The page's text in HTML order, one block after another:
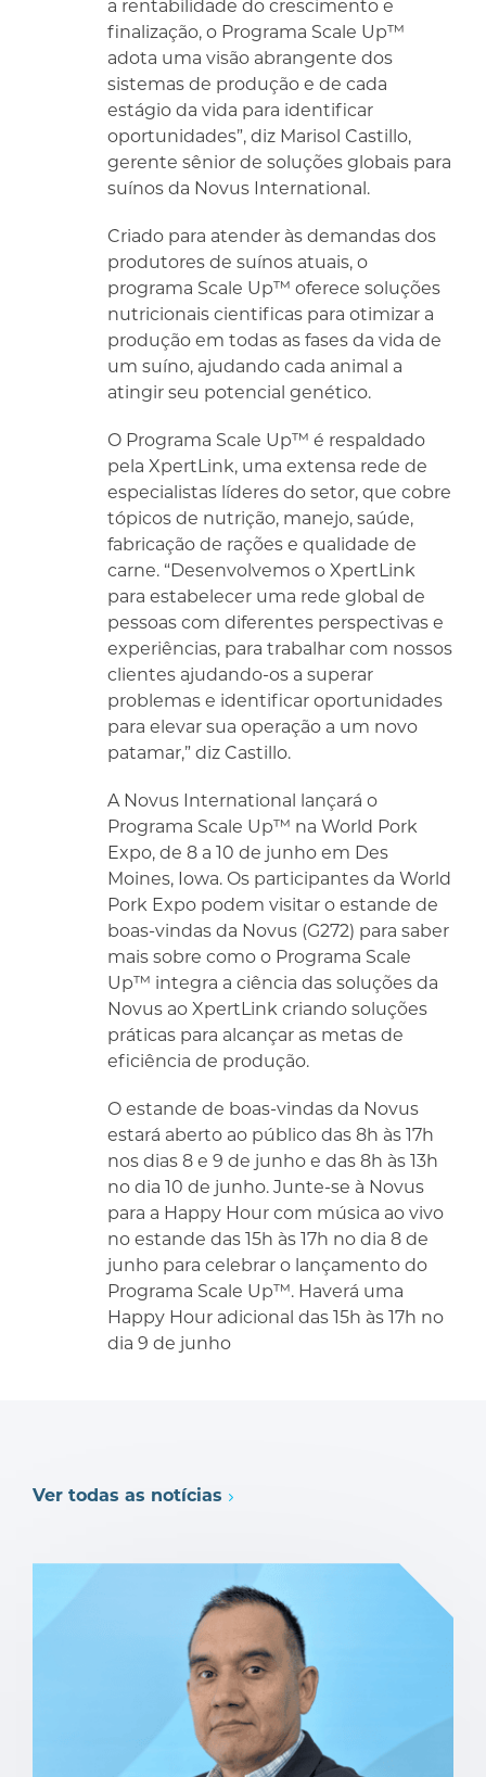
a rentabilidade do crescimento e
finalização, o Programa Scale Up™
adota uma visão abrangente dos
sistemas de produção e de cada
estágio da vida para identificar
oportunidades”, diz Marisol Castillo,
gerente sênior de soluções globais para
suínos da Novus International.
Criado para atender às demandas dos
produtores de suínos atuais, o
programa Scale Up™ oferece soluções
nutricionais cientificas para otimizar a
produção em todas as fases da vida de
um suíno, ajudando cada animal a
atingir seu potencial genético.
O Programa Scale Up™ é respaldado
pela XpertLink, uma extensa rede de
especialistas líderes do setor, que cobre
tópicos de nutrição, manejo, saúde,
fabricação de rações e qualidade de
carne. “Desenvolvemos o XpertLink
para estabelecer uma rede global de
pessoas com diferentes perspectivas e
experiências, para trabalhar com nossos
clientes ajudando-os a superar
problemas e identificar oportunidades
para elevar sua operação a um novo
patamar,” diz Castillo.
A Novus International lançará o
Programa Scale Up™ na World Pork
Expo, de 8 a 10 de junho em Des
Moines, Iowa. Os participantes da World
Pork Expo podem visitar o estande de
boas-vindas da Novus (G272) para saber
mais sobre como o Programa Scale
Up™ integra a ciência das soluções da
Novus ao XpertLink criando soluções
práticas para alcançar as metas de
eficiência de produção.
O estande de boas-vindas da Novus
estará aberto ao público das 8h às 17h
nos dias 8 e 9 de junho e das 8h às 13h
no dia 10 de junho. Junte-se à Novus
para a Happy Hour com música ao vivo
no estande das 15h às 17h no dia 8 de
junho para celebrar o lançamento do
Programa Scale Up™. Haverá uma
Happy Hour adicional das 15h às 17h no
dia 9 de junho
Ver todas as notícias